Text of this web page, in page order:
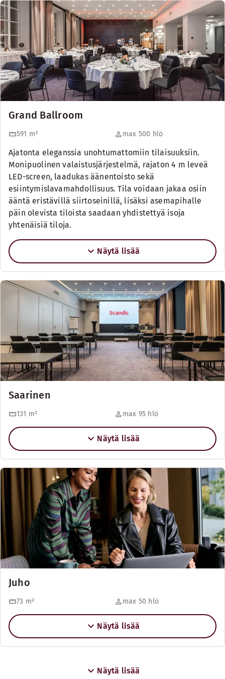
Grand Ballroom
591 m² max 500 hlö
Ajatonta eleganssia unohtumattomiin tilaisuuksiin.
Monipuolinen valaistusjärjestelmä, rajaton 4 m leveä
LED-screen, laadukas äänentoisto sekä
esiintymislavamahdollisuus. Tila voidaan jakaa osiin
ääntä eristävillä siirtoseinillä, lisäksi asemapihalle
päin olevista tiloista saadaan yhdistettyä isoja
yhtenäisiä tiloja.
Näytä lisää
Saarinen
131 m² max 95 hlö
Näytä lisää
Juho
73 m² max 50 hlö
Näytä lisää
Näytä lisää